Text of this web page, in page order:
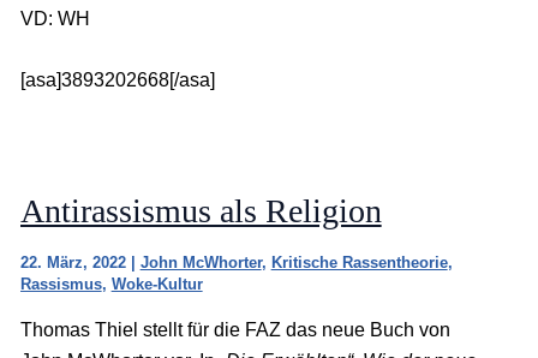
VD: WH
[asa]3893202668[/asa]
Antirassismus als Religion
22. März, 2022 John McWhorter, Kritische Rassentheorie,
Rassismus, Woke-Kultur
Thomas Thiel stellt für die FAZ das neue Buch von